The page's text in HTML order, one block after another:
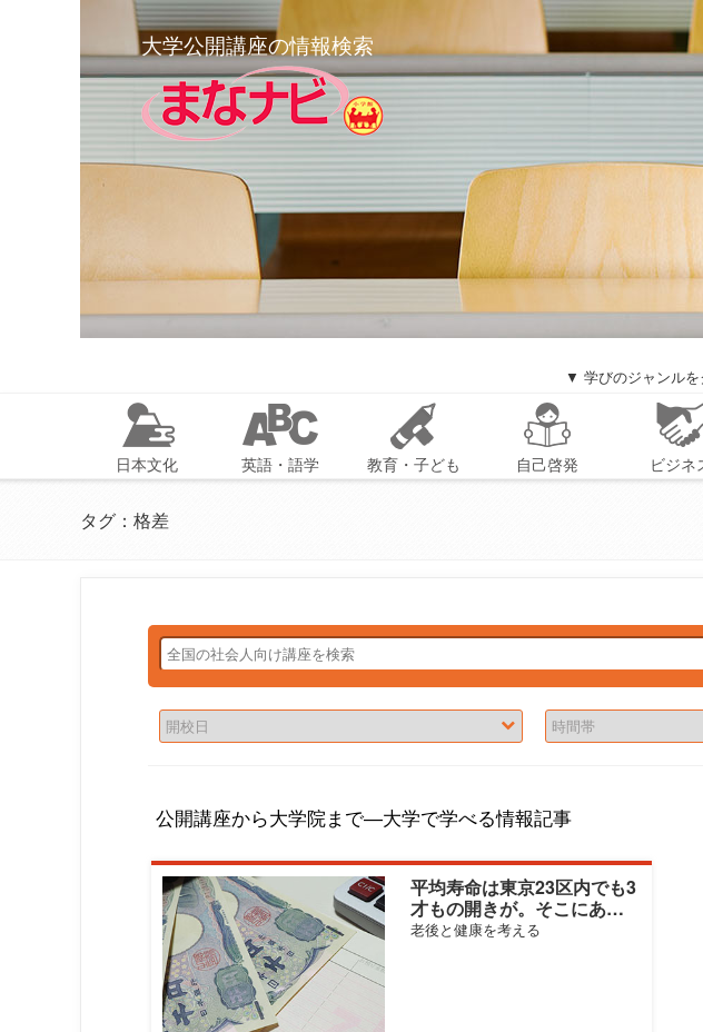
大学公開講座の情報検索
▼ 学びのジャンルを
日本文化 英語・語学 教育・子ども 自己啓発 ビジネ
タグ：格差
公開講座から大学院まで―大学で学べる情報記事
平均寿命は東京23区内でも3
才もの開きが。そこにある
厳しい現実とは
老後と健康を考える